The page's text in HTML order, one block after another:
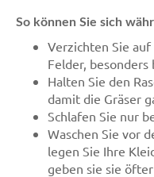
So können Sie sich
Verzichten Sie
Felder,
Halten Sie den
damit die Gräser
Schlafen Sie nur
Waschen Sie vor
legen Sie Ihre
geben sie sie